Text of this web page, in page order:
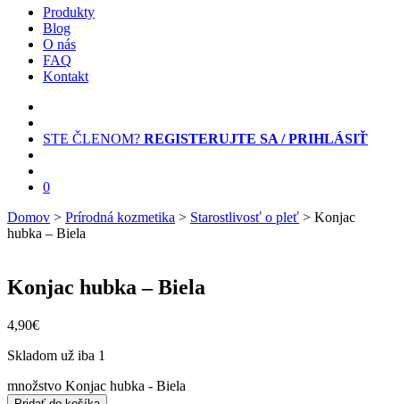
Produkty
Blog
O nás
FAQ
Kontakt
STE ČLENOM? REGISTERUJTE SA / PRIHLÁSIŤ
0
Domov > Prírodná kozmetika > Starostlivosť o pleť > Konjac
hubka – Biela
Konjac hubka – Biela
4,90€
Skladom už iba 1
množstvo Konjac hubka - Biela